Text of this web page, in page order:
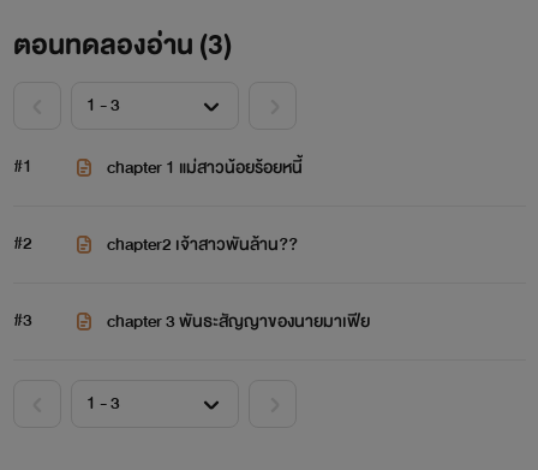
ตอนทดลองอ่าน (3)
#1 chapter 1 แม่สาวน้อยร้อยหนี้
#2 chapter2 เจ้าสาวพันล้าน??
#3 chapter 3 พันธะสัญญาของนายมาเฟีย